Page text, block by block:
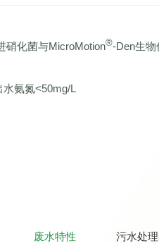
硝化菌与MicroMotion®-Den生
氨氮<50mg/L
废水特性 污水处